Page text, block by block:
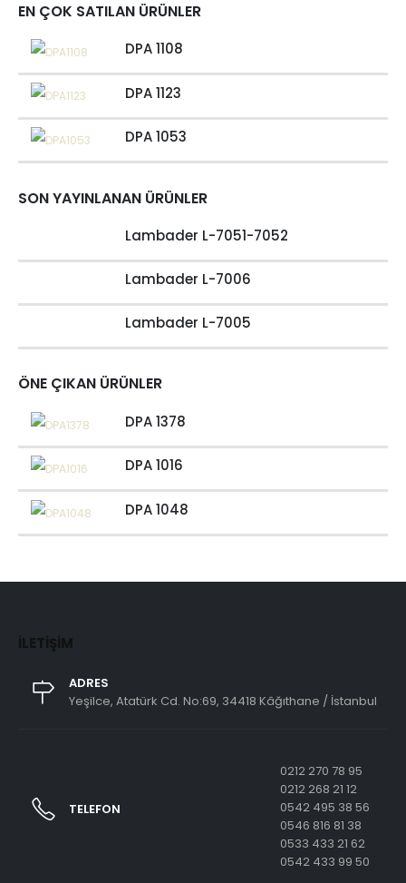
EN ÇOK SATILAN ÜRÜNLER
DPA 1108
DPA 1123
DPA 1053
SON YAYINLANAN ÜRÜNLER
Lambader L-7051-7052
Lambader L-7006
Lambader L-7005
ÖNE ÇIKAN ÜRÜNLER
DPA 1378
DPA 1016
DPA 1048
İLETIŞIM
ADRES
Yeşilce, Atatürk Cd. No:69, 34418 Kâğıthane / İstanbul
TELEFON
0212 270 78 95
0212 268 21 12
0542 495 38 56
0546 816 81 38
0533 433 21 62
0542 433 99 50